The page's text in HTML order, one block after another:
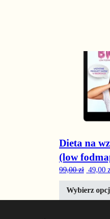
Dieta na
(low
99,00zł 49,00
Wybierz